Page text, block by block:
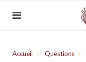
Accueil Questions